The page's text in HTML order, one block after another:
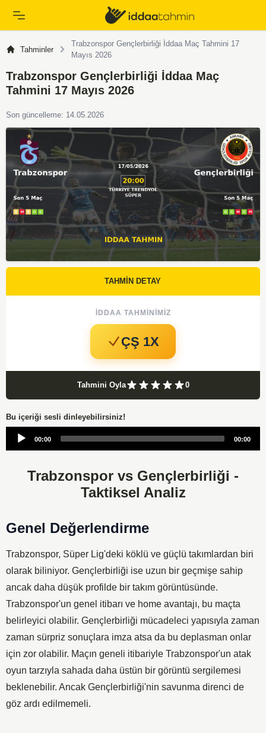
Tahminler
Trabzonspor Gençlerbirliği İddaa Maç Tahmini 17
Mayıs 2026
Trabzonspor Gençlerbirliği İddaa Maç
Tahmini 17 Mayıs 2026
Son güncelleme: 14.05.2026
TAHMİN DETAY
İDDAA TAHMINIMIZ
ÇŞ 1X
Tahmini Oyla 0
Bu içeriği sesli dinleyebilirsiniz!
Audio
00:00 00:00
Trabzonspor vs Gençlerbirliği -
Taktiksel Analiz
Genel Değerlendirme
Trabzonspor, Süper Lig'deki köklü ve güçlü takımlardan biri
olarak biliniyor. Gençlerbirliği ise uzun bir geçmişe sahip
ancak daha düşük profilde bir takım görüntüsünde.
Trabzonspor'un genel itibarı ve home avantajı, bu maçta
belirleyici olabilir. Gençlerbirliği mücadeleci yapısıyla zaman
zaman sürpriz sonuçlara imza atsa da bu deplasman onlar
için zor olabilir. Maçın geneli itibariyle Trabzonspor'un atak
oyun tarzıyla sahada daha üstün bir görüntü sergilemesi
beklenebilir. Ancak Gençlerbirliği'nin savunma direnci de
göz ardı edilmemeli.